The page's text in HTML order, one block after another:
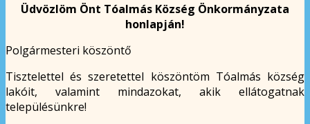
Üdvözlöm Önt Tóalmás Község Önkormányzata
honlapján!
Polgármesteri köszöntő
Tisztelettel és szeretettel köszöntöm Tóalmás község
lakóit, valamint mindazokat, akik ellátogatnak
településünkre!